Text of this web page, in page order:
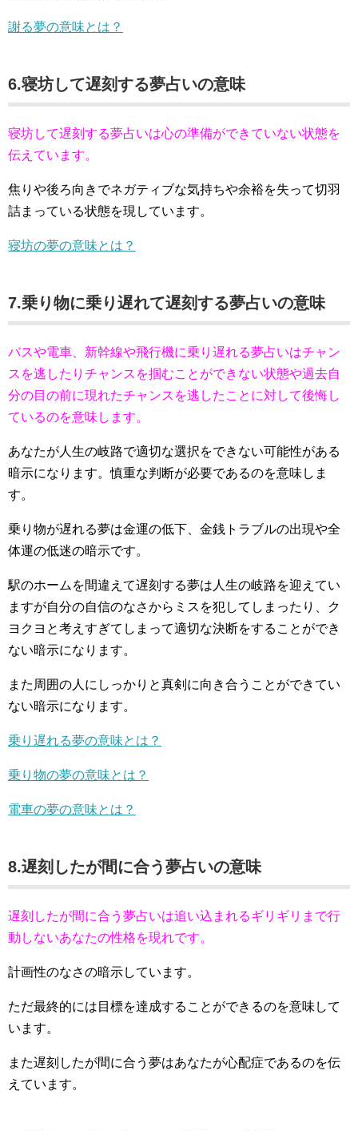
謝る夢の意味とは？
6.寝坊して遅刻する夢占いの意味
寝坊して遅刻する夢占いは心の準備ができていない状態を
伝えています。
焦りや後ろ向きでネガティブな気持ちや余裕を失って切羽
詰まっている状態を現しています。
寝坊の夢の意味とは？
7.乗り物に乗り遅れて遅刻する夢占いの意味
バスや電車、新幹線や飛行機に乗り遅れる夢占いはチャン
スを逃したりチャンスを掴むことができない状態や過去自
分の目の前に現れたチャンスを逃したことに対して後悔し
ているのを意味します。
あなたが人生の岐路で適切な選択をできない可能性がある
暗示になります。慎重な判断が必要であるのを意味しま
す。
乗り物が遅れる夢は金運の低下、金銭トラブルの出現や全
体運の低迷の暗示です。
駅のホームを間違えて遅刻する夢は人生の岐路を迎えてい
ますが自分の自信のなさからミスを犯してしまったり、ク
ヨクヨと考えすぎてしまって適切な決断をすることができ
ない暗示になります。
また周囲の人にしっかりと真剣に向き合うことができてい
ない暗示になります。
乗り遅れる夢の意味とは？
乗り物の夢の意味とは？
電車の夢の意味とは？
8.遅刻したが間に合う夢占いの意味
遅刻したが間に合う夢占いは追い込まれるギリギリまで行
動しないあなたの性格を現れです。
計画性のなさの暗示しています。
ただ最終的には目標を達成することができるのを意味して
います。
また遅刻したが間に合う夢はあなたが心配症であるのを伝
えています。